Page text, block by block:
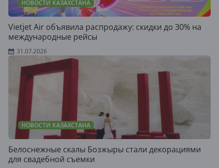
НОВОСТИ КАЗАХСТАНА
Vietjet Air объявила распродажу: скидки до 30% на
международные рейсы
31.07.2026
НОВОСТИ КАЗАХСТАНА
Белоснежные скалы Бозжыры стали декорациями
для свадебной съемки